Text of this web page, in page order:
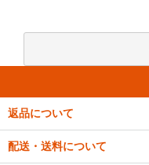
返品について
配送・送料について